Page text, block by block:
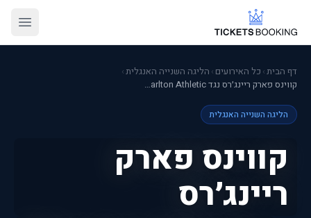
דף הבית› כל האירועים › הליגה השנייה האנגלית›
קווינס פארק ריינג׳רס נגד Charlton Athletic
הליגה השנייה האנגלית
קווינס פארק
ריינג׳רס